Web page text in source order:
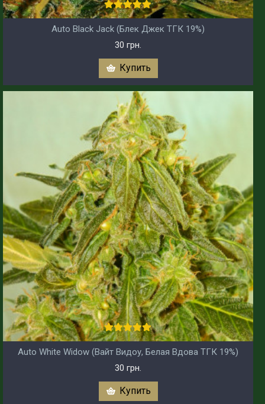
Auto Black Jack (Блек Джек ТГК 19%)
30 грн.
Купить
Auto White Widow (Вайт Видоу, Белая Вдова ТГК 19%)
30 грн.
Купить